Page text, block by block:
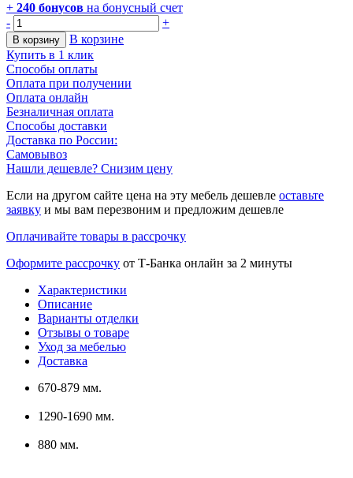
+ 240 бонусов на бонусный счет
-
+
В корзину
В корзине
Купить в 1 клик
Способы оплаты
Оплата при получении
Оплата онлайн
Безналичная оплата
Способы доставки
Доставка по России:
Самовывоз
Нашли дешевле? Снизим цену
Если на другом сайте цена на эту мебель дешевле оставьте
заявку и мы вам перезвоним и предложим дешевле
Оплачивайте товары в рассрочку
Оформите рассрочку от Т-Банка онлайн за 2 минуты
Характеристики
Описание
Варианты отделки
Отзывы о товаре
Уход за мебелью
Доставка
670-879 мм.
1290-1690 мм.
880 мм.